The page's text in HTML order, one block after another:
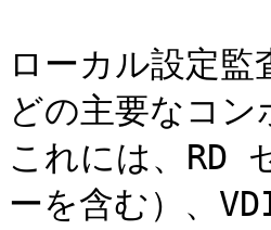
ローカル設定
どの主要なコ
これには、RD
ーを含む）、